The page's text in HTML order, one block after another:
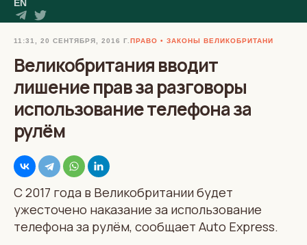
EN
11:31, 20 СЕНТЯБРЯ, 2016 Г. ПРАВО ЗАКОНЫ ВЕЛИКОБРИТАНИ
Великобритания вводит
лишение прав за разговоры
использование телефона за
рулём
С 2017 года в Великобритании будет
ужесточено наказание за использование
телефона за рулём, сообщает Auto Express.